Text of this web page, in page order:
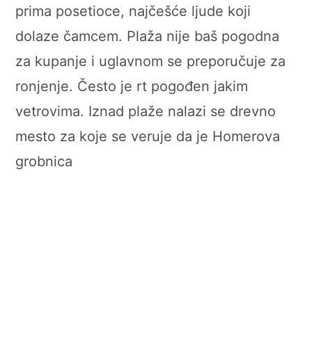
prima posetioce, najčešće ljude koji
dolaze čamcem. Plaža nije baš pogodna
za kupanje i uglavnom se preporučuje za
ronjenje. Često je rt pogođen jakim
vetrovima. Iznad plaže nalazi se drevno
mesto za koje se veruje da je Homerova
grobnica